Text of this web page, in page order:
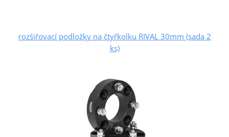
rozšiřovací podložky na čtyřkolku RIVAL 30mm (sada 2
ks)